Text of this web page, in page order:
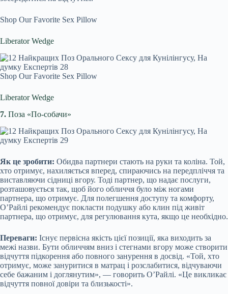
Shop Our Favorite Sex Pillow
Liberator Wedge
Shop Our Favorite Sex Pillow
Liberator Wedge
7. Поза «По-собачи»
Як це зробити: Обидва партнери стають на руки та коліна. Той,
хто отримує, нахиляється вперед, спираючись на передпліччя та
виставляючи сідниці вгору. Тоді партнер, що надає послуги,
розташовується так, щоб його обличчя було між ногами
партнера, що отримує. Для полегшення доступу та комфорту,
О’Райлі рекомендує покласти подушку або клин під живіт
партнера, що отримує, для регулювання кута, якщо це необхідно.
Переваги: Існує первісна якість цієї позиції, яка виходить за
межі назви. Бути обличчям вниз і стегнами вгору може створити
відчуття підкорення або повного занурення в досвід. «Той, хто
отримує, може зануритися в матрац і розслабитися, відчуваючи
себе бажаним і доглянутим», — говорить О’Райлі. «Це викликає
відчуття повної довіри та близькості».